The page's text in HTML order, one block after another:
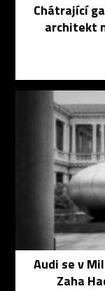
Chátrající
architekt
Audi se v
Zaha